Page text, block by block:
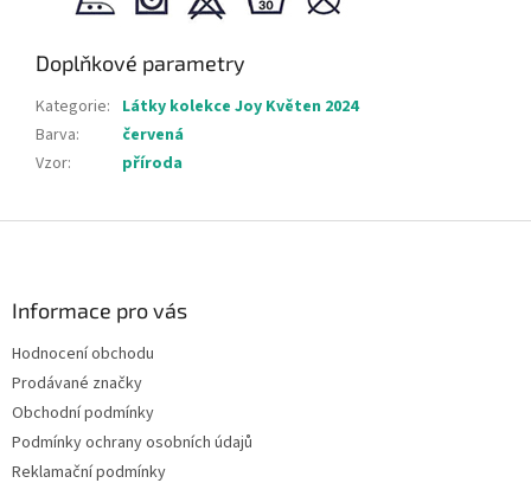
Doplňkové parametry
Kategorie: Látky kolekce Joy Květen 2024
Barva:
červená
Vzor: příroda
Informace pro vás
Hodnocení obchodu
Prodávané značky
Obchodní podmínky
Podmínky ochrany osobních údajů
Reklamační podmínky